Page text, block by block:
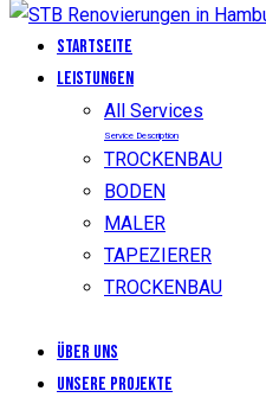
Startseite
LEISTUNGEN
All Services
Service Description
TROCKENBAU
BODEN
MALER
TAPEZIERER
TROCKENBAU
Über uns
Unsere Projekte